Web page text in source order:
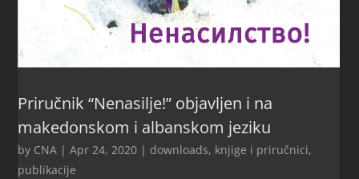
Priručnik “Nenasilje!” objavljen i na
makedonskom i albanskom jeziku
by CNA |Apr 24, 2020 | downloads, knjige i priručnici,
publikacije